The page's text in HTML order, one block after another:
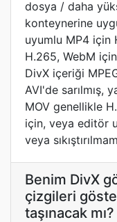
dosya / daha
konteynerine
uyumlu MP4 için
H.265, WebM
DivX içeriği
AVI'de sarılmış,
MOV genellikle
için, veya editör
veya
Benim DivX
çizgileri
taşınacak mı?